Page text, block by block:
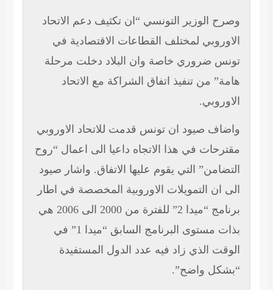
وصرح الوزير التونسي “ان تكثيف دعم الاتحاد
الاوروبي لمختلف القطاعات الاقتصادية في
تونس ضروري خاصة وان البلاد دخلت مرحلة
هامة” من تنفيذ اتفاق الشراكة مع الاتحاد
الاوروبي.
واضاف صيود ان تونس قدمت للاتحاد الاوروبي
مقترحات في هذا الاتجاه داعيا الى اعمال “روح
التضامن” التي يقوم عليها الاتفاق. واشار صيود
الى ان التمويلات الاوروبية المخصصة في اطار
برنامج “ميدا 2” للفترة من 2000 الى 2006 هي
بذات مستوى البرنامج السابق “ميدا 1” في
الوقت الذي زاد فيه عدد الدول المستفيدة
“بشكل واضح”.